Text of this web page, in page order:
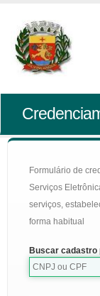
Formulário de
Serviços
serviços,
forma habitual
Buscar cadastro